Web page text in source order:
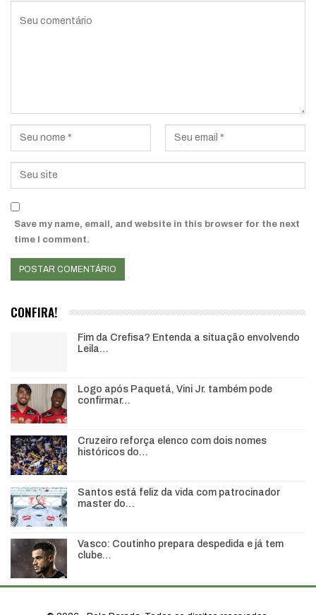
Save my name, email, and website in this browser for the next
time I comment.
CONFIRA!
Fim da Crefisa? Entenda a situação envolvendo
Leila…
Logo após Paquetá, Vini Jr. também pode
confirmar…
Cruzeiro reforça elenco com dois nomes
históricos do…
Santos está feliz da vida com patrocinador
master do…
Vasco: Coutinho prepara despedida e já tem
clube…